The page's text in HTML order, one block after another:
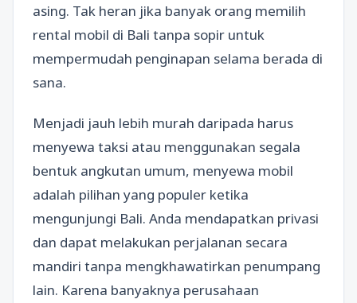
asing. Tak heran jika banyak orang memilih
rental mobil di Bali tanpa sopir untuk
mempermudah penginapan selama berada di
sana.
Menjadi jauh lebih murah daripada harus
menyewa taksi atau menggunakan segala
bentuk angkutan umum, menyewa mobil
adalah pilihan yang populer ketika
mengunjungi Bali. Anda mendapatkan privasi
dan dapat melakukan perjalanan secara
mandiri tanpa mengkhawatirkan penumpang
lain. Karena banyaknya perusahaan